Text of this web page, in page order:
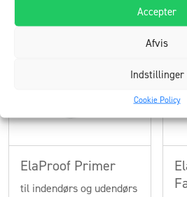
Accepter
Afvis
Indstillinger
Cookie Policy
ElaProof Primer
til indendørs og udendørs